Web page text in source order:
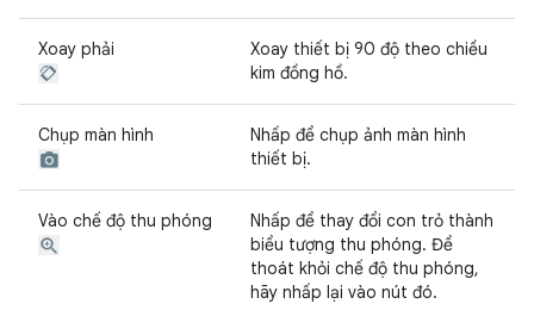
Xoay phải
Xoay thiết bị 90 độ theo chiều
kim đồng hồ.
Chụp màn hình
Nhấp để chụp ảnh màn hình
thiết bị.
Vào chế độ thu phóng
Nhấp để thay đổi con trỏ thành
biểu tượng thu phóng. Để
thoát khỏi chế độ thu phóng,
hãy nhấp lại vào nút đó.